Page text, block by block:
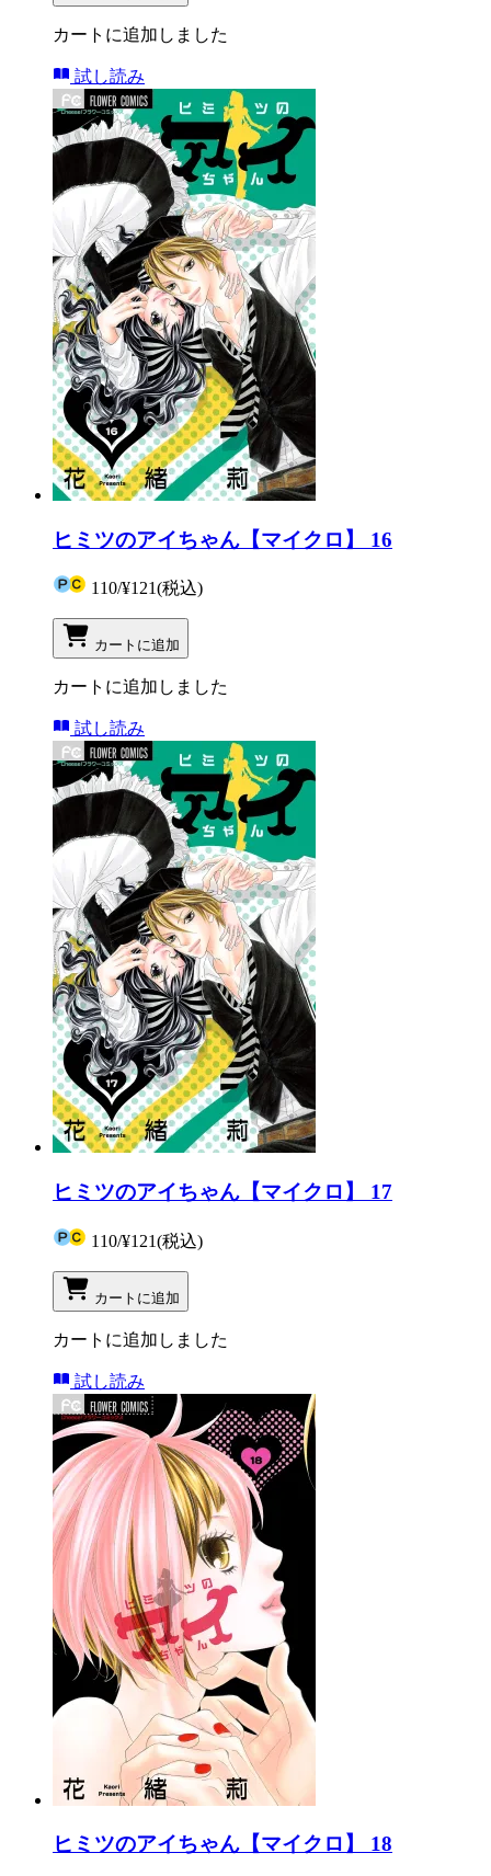
カートに追加しました
試し読み
ヒミツのアイちゃん【マイクロ】 16
110/¥121(税込)
カートに追加
カートに追加しました
試し読み
ヒミツのアイちゃん【マイクロ】 17
110/¥121(税込)
カートに追加
カートに追加しました
試し読み
ヒミツのアイちゃん【マイクロ】 18